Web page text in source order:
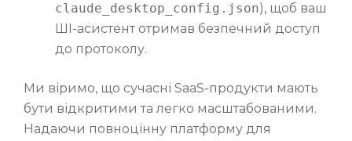
claude_desktop_config.json), щоб ваш
ШІ-асистент отримав безпечний доступ
до протоколу.
Ми віримо, що сучасні SaaS-продукти мають
бути відкритими та легко масштабованими.
Надаючи повноцінну платформу для